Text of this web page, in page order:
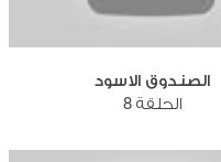
الصندوق الاسود
الحلقة 8